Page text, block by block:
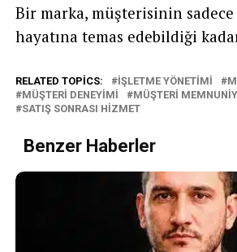
Bir marka, müşterisinin
hayatına temas edebildiği
RELATED TOPICS: İŞLETME YÖNETIMI
MÜŞTERI DENEYIMI
MÜŞTERI
SATIŞ SONRASI HIZMET
Benzer Haberler